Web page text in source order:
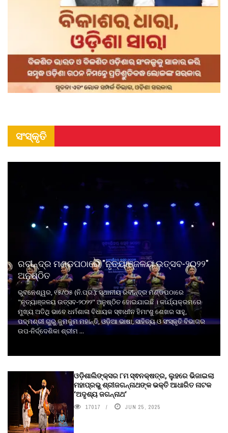
ସଂସ୍କୃତି
ରବୀନ୍ଦ୍ର ମଣ୍ଡପଠାରେ "ନୃତ୍ୟାଞ୍ଜଳୟ ଉତ୍ସବ-୨୦୨୨"
ଅନୁଷ୍ଠିତ
ଭୁବନେଶ୍ୱର, ୧୫/୦୫ (ନି.ପ୍ର.): ସ୍ଥାନୀୟ ରବୀନ୍ଦ୍ର ମଣ୍ଡପଠାରେ
"ନୃତ୍ୟାଞ୍ଜଳୟ ଉତ୍ସବ-୨୦୨୨" ଅନୁଷ୍ଠିତ ହୋଇଯାଇଛି । କାର୍ଯ୍ୟକ୍ରମରେ
ମୁଖ୍ୟ ଅତିଥି ଭାବେ ଧର୍ମଶାଳା ବିଧାୟକ ସ୍ଵାଧୀନ ହିମାଂଶୁ ଶେଖର ସାହୁ,
ପଦ୍ମଶ୍ରୀ ଗୁରୁ କୁମକୁମ ମହାନ୍ତି, ଓଡ଼ିଆ ଭାଷା, ସାହିତ୍ୟ ଓ ସଂସ୍କୃତି ବିଭାଗର
ଉପ-ନିର୍ଦ୍ଦେଶିକା ଶ୍ରୀମ ...
ଓଡ଼ିଶାଲିଙ୍କ୍ସର ୮ମ ସ୍ଵନକ୍ଷତ୍ର, ଲୁହରେ ଭିଜାଇଲା
ମହାପ୍ରଭୁ ଶ୍ରୀଜଗନ୍ନାଥଙ୍କ ଭକ୍ତି ଆଧାରିତ ନାଟକ
‘ଅଦୃଶ୍ୟ ଜଗନ୍ନାଥ‘
17017 JUN 25, 2025